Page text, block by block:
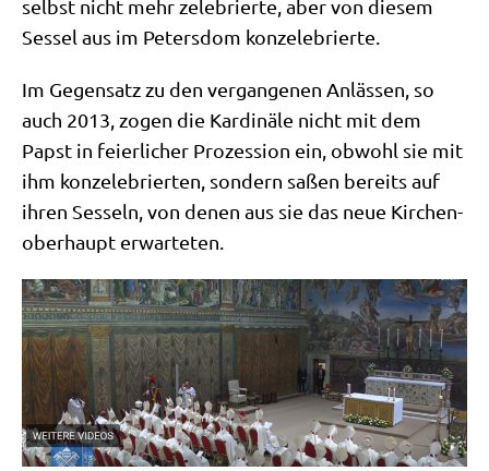
selbst nicht mehr zele­brier­te, aber von die­sem
Ses­sel aus im Peters­dom konzelebrierte.
Im Gegen­satz zu den ver­gan­ge­nen Anläs­sen, so
auch 2013, zogen die Kar­di­nä­le nicht mit dem
Papst in fei­er­li­cher Pro­zes­si­on ein, obwohl sie mit
ihm kon­ze­le­brier­ten, son­dern saßen bereits auf
ihren Ses­seln, von denen aus sie das neue Kir­chen­
ober­haupt erwarteten.